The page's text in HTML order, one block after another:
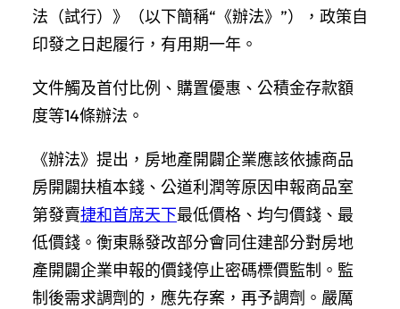
法（試行）》（以下簡稱“《辦法》”），政策自
印發之日起履行，有用期一年。
文件觸及首付比例、購置優惠、公積金存款額
度等14條辦法。
《辦法》提出，房地產開闢企業應該依據商品
房開闢扶植本錢、公道利潤等原因申報商品室
第發賣捷和首席天下最低價格、均勻價錢、最
低價錢。衡東縣發改部分會同住建部分對房地
產開闢企業申報的價錢停止密碼標價監制。監
制後需求調劑的，應先存案，再予調劑。嚴厲